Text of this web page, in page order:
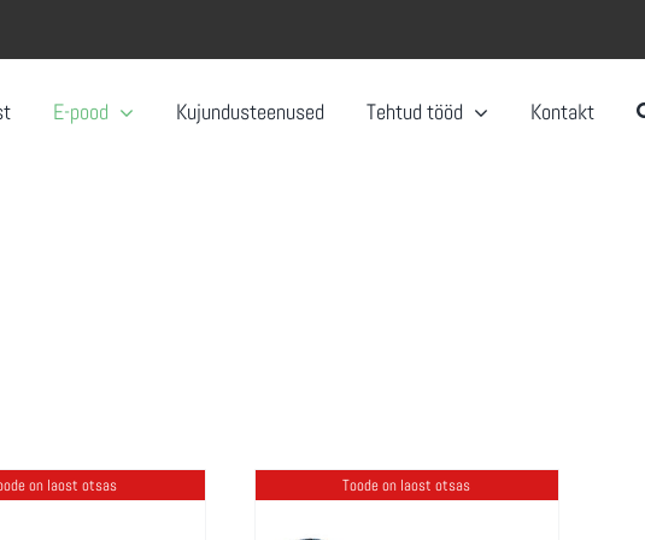
E-pood Kujundusteenused Tehtud tööd Kontakt
on laost otsas Toode on laost otsas